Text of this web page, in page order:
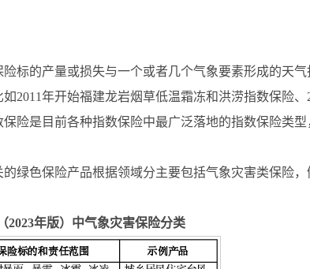
标的产量或损失与一个或者几个气象要素形成的天
2011年开始福建龙岩烟草低温霜冻和洪涝指数保险
险是目前各种指数保险中最广泛落地的指数保险类
绿色保险产品根据领域分主要包括气象灾害类保险
2023年版）中气象灾害保险分类